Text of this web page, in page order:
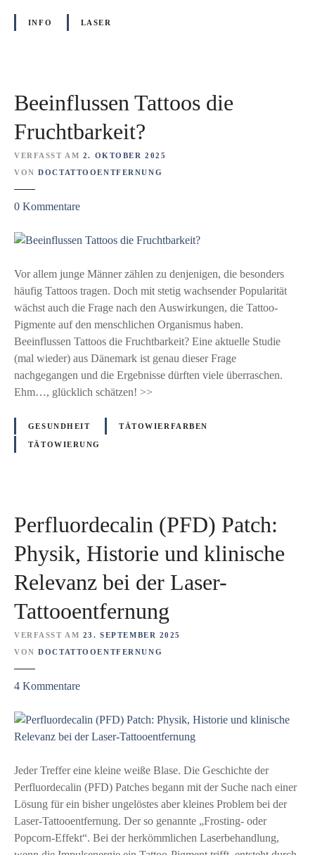
s
R
A
A
T
S
u
i
e
L
:
a
s
d
e
E
K
o
n
f
o
r
m
i
ä
t
r
U
b
d
INFO LASER
Beeinflussen Tattoos die
Fruchtbarkeit?
VERFASST AM 2. OKTOBER 2025
VON DOCTATTOOENTFERNUNG
0 Kommentarez
B
e
i
n
f
l
u
s
s
n
T
o
i
e
F
Vor allem junge Männer zählen zu denjenigen, die besonders
häufig Tattoos tragen. Doch mit stetig wachsender Popularität
wächst auch die Frage nach den Auswirkungen, die Tattoo-
Pigmente auf den menschlichen Organismus haben.
Beeinflussen Tattoos die Fruchtbarkeit? Eine aktuelle Studie
(mal wieder) aus Dänemark ist genau dieser Frage
nachgegangen und die Ergebnisse dürften viele überraschen.
Ehm…, glücklich schätzen! >>
GESUNDHEIT TÄTOWIERFARBEN
TÄTOWIERUNG
Perfluordecalin (PFD) Patch:
Physik, Historie und klinische
Relevanz bei der Laser-
Tattooentfernung
VERFASST AM 23. SEPTEMBER 2025
VON DOCTATTOOENTFERNUNG
4 Kommentarez
P
e
f
l
u
o
r
Jeder Treffer eine kleine weiße Blase. Die Geschichte der
Perfluordecalin (PFD) Patches begann mit der Suche nach einer
Lösung für ein bisher ungelöstes aber kleines Problem bei der
Laser-Tattooentfernung. Der so genannte „Frosting- oder
Popcorn-Effekt“. Bei der herkömmlichen Laserbehandlung,